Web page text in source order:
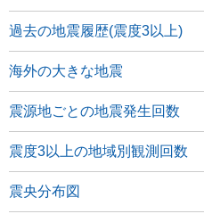
過去の地震履歴(震度3以上)
海外の大きな地震
震源地ごとの地震発生回数
震度3以上の地域別観測回数
震央分布図